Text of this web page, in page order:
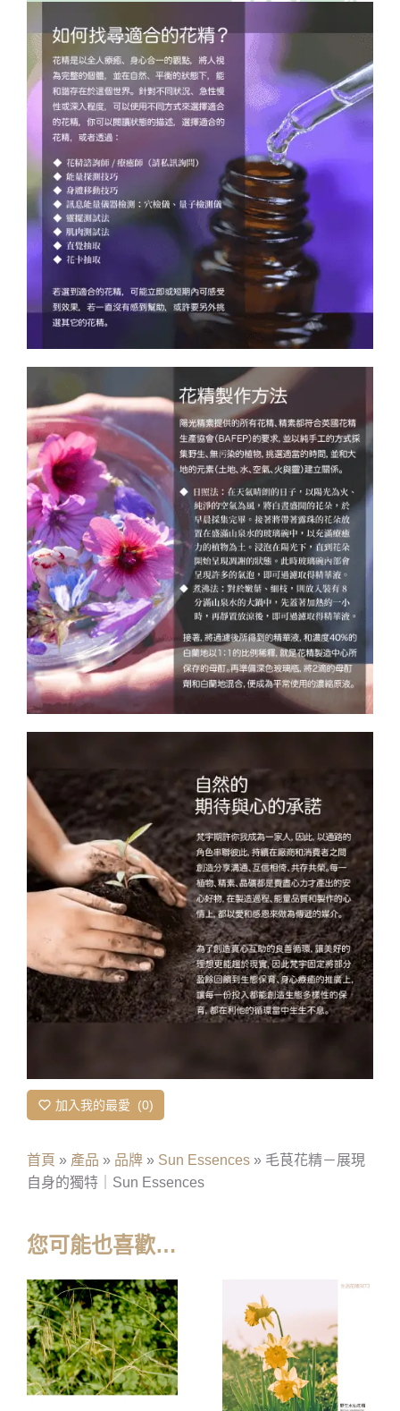
加入我的最愛 0
首頁 » 產品 » 品牌 » Sun Essences » 毛茛花精－展現
自身的獨特｜Sun Essences
您可能也喜歡…